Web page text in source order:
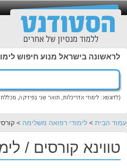
לראשונה בישראל מנוע חיפוש
עמוד הבית >לימודי רפואה משלימה >
טווינא קורסים /